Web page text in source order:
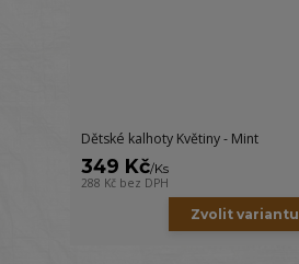
Dětské kalhoty Květiny - Mint
349 Kč/Ks
288 Kč bez DPH
Zvolit variantu